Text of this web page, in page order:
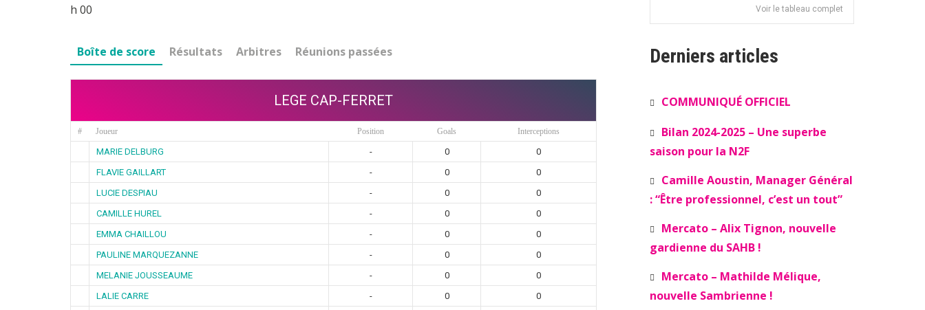
h 00
Boîte de score Résultats Arbitres Réunions passées
LEGE CAP-FERRET
# Joueur Position Goals Interceptions
MARIE DELBURG - 0
0
FLAVIE GAILLART
- 0
0
LUCIE DESPIAU
- 0
0
CAMILLE HUREL
- 0
0
EMMA CHAILLOU
- 0
0
PAULINE MARQUEZANNE
- 0
0
MELANIE JOUSSEAUME
- 0
0
LALIE CARRE
- 0
0
Voir le tableau complet
Derniers articles
COMMUNIQUÉ OFFICIEL
Bilan 2024-2025 – Une superbe
saison pour la N2F
Camille Aoustin, Manager Général
: “Être professionnel, c’est un tout”
Mercato – Alix Tignon, nouvelle
gardienne du SAHB !
Mercato – Mathilde Mélique,
nouvelle Sambrienne !